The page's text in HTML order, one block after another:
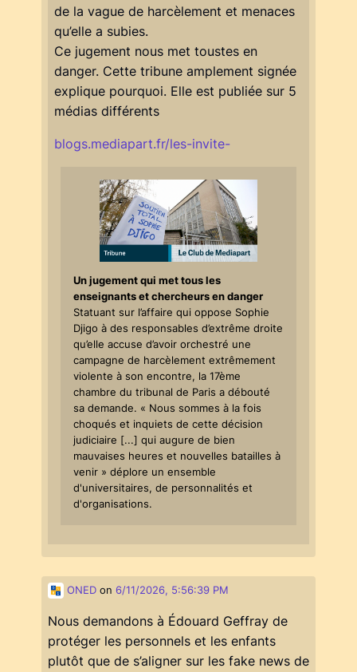
de la vague de harcèlement et menaces
qu’elle a subies.
Ce jugement nous met toustes en
danger. Cette tribune amplement signée
explique pourquoi. Elle est publiée sur 5
médias différents
blogs.mediapart.fr/les-invite-
Un jugement qui met tous les
enseignants et chercheurs en danger
Statuant sur l’affaire qui oppose Sophie
Djigo à des responsables d’extrême droite
qu’elle accuse d’avoir orchestré une
campagne de harcèlement extrêmement
violente à son encontre, la 17ème
chambre du tribunal de Paris a débouté
sa demande. « Nous sommes à la fois
choqués et inquiets de cette décision
judiciaire [...] qui augure de bien
mauvaises heures et nouvelles batailles à
venir » déplore un ensemble
d'universitaires, de personnalités et
d'organisations.
ONED on 6/11/2026, 5:56:39 PM
Nous demandons à Édouard Geffray de
protéger les personnels et les enfants
plutôt que de s’aligner sur les fake news de